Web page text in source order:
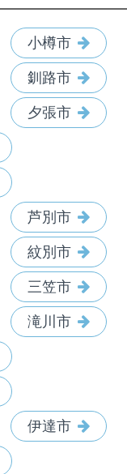
小樽市
釧路市
夕張市
芦別市
紋別市
三笠市
滝川市
伊達市